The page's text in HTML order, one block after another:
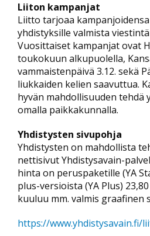
Liiton kampanjat
Liitto tarjoaa
yhdistyksille valmista
Vuosittaiset kampanjat ovat
toukokuun alkupuolella,
vammaistenpäivä 3.12. sekä
liukkaiden kelien saavuttua.
hyvän mahdollisuuden tehdä
omalla paikkakunnalla.
Yhdistysten sivupohja
Yhdistysten on mahdollista
nettisivut Yhdistysavain-
hinta on peruspaketille (YA
plus-versioista (YA Plus)
kuuluu mm. valmis graafinen
https://